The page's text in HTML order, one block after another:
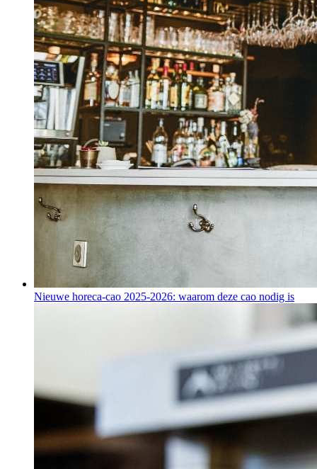
Nieuwe horeca-cao 2025-2026: waarom deze cao nodig is